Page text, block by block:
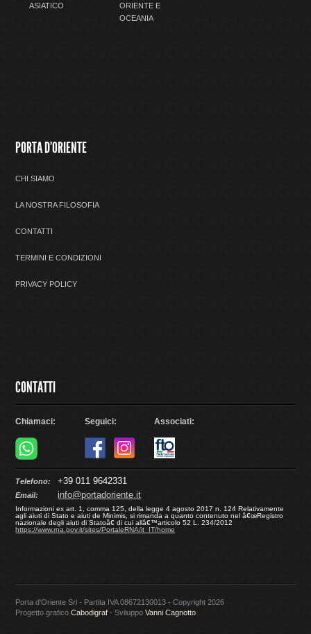
ASIATICO
ORIENTE E
OCEANIA
PORTA D'ORIENTE
CHI SIAMO
LA NOSTRA FILOSOFIA
CONTATTI
TERMINI E CONDIZIONI
PRIVACY POLICY
CONTATTI
Chiamaci: Seguici: Associati:
Telefono: +39 011 9642331
Email: info@portadoriente.it
Informazioni ex art. 1, comma 125, della legge 4 agosto 2017 n. 124 Relativamente
agli aiuti di Stato e aiuti de Minimis, si rimanda a quanto contenuto nel â€œRegistro
nazionale degli aiuti di Statoâ€ di cui allâ€™articolo 52 L. 234/2012
https://www.rna.gov.it/sites/PortaleRNA/it_IT/home
Porta d'Oriente Srl - Partita IVA 08672130013 - Copyright 2026
Progetto graficoCabodigraf - SviluppoVanni Cagnotto